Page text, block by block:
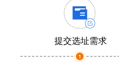
提交选址需求